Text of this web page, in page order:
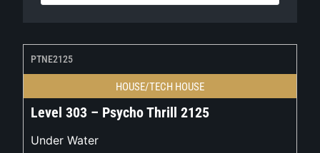
PTNE2125
HOUSE/TECH HOUSE
Level 303 – Psycho Thrill 2125
Under Water